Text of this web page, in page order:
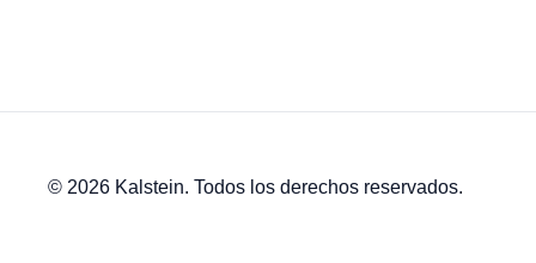
© 2026 Kalstein. Todos los derechos reservados.